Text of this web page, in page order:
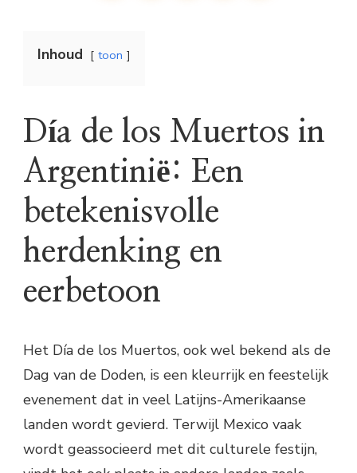
Inhoud toon
Día de los Muertos in
Argentinië: Een
betekenisvolle
herdenking en
eerbetoon
Het Día de los Muertos, ook wel bekend als de
Dag van de Doden, is een kleurrijk en feestelijk
evenement dat in veel Latijns-Amerikaanse
landen wordt gevierd. Terwijl Mexico vaak
wordt geassocieerd met dit culturele festijn,